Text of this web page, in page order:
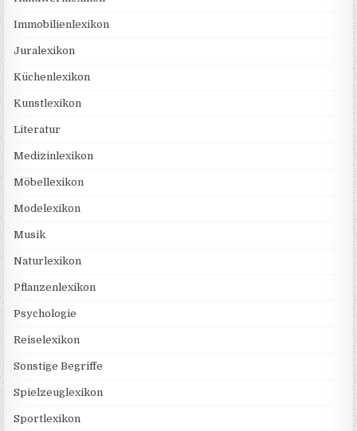
Immobilienlexikon
Juralexikon
Küchenlexikon
Kunstlexikon
Literatur
Medizinlexikon
Möbellexikon
Modelexikon
Musik
Naturlexikon
Pflanzenlexikon
Psychologie
Reiselexikon
Sonstige Begriffe
Spielzeuglexikon
Sportlexikon